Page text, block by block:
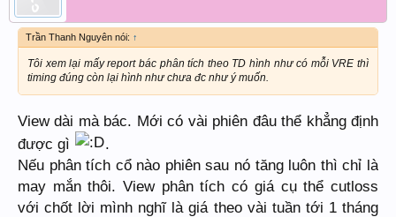
Trần Thanh Nguyên nói: ↑
Tôi xem lại mấy report bác phân tích theo TD hình như có mỗi VRE thì
timing đúng còn lại hình như chưa đc như ý muốn.
View dài mà bác. Mới có vài phiên đâu thể khẳng định
được gì
.
Nếu phân tích cổ nào phiên sau nó tăng luôn thì chỉ là
may mắn thôi. View phân tích có giá cụ thể cutloss
với chốt lời mình nghĩ là giá theo vài tuần tới 1 tháng